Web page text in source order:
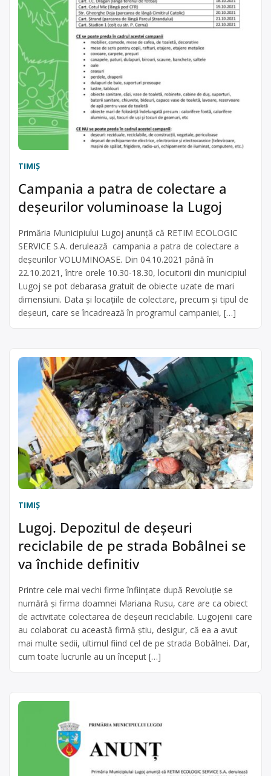
TIMIŞ
Campania a patra de colectare a
deșeurilor voluminoase la Lugoj
Primăria Municipiului Lugoj anunță că RETIM ECOLOGIC
SERVICE S.A. derulează campania a patra de colectare a
deșeurilor VOLUMINOASE. Din 04.10.2021 până în
22.10.2021, între orele 10.30-18.30, locuitorii din municipiul
Lugoj se pot debarasa gratuit de obiecte uzate de mari
dimensiuni. Data și locațiile de colectare, precum și tipul de
deșeuri, care se încadrează în programul campaniei, […]
TIMIŞ
Lugoj. Depozitul de deșeuri
reciclabile de pe strada Bobâlnei se
va închide definitiv
Printre cele mai vechi firme înființate după Revoluție se
numără și firma doamnei Mariana Rusu, care are ca obiect
de activitate colectarea de deșeuri reciclabile. Lugojenii care
au colaborat cu această firmă știu, desigur, că ea a avut
mai multe sedii, ultimul fiind cel de pe strada Bobâlnei. Dar,
cum toate lucrurile au un început […]